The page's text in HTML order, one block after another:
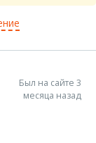
Был на сайте 3
месяца назад